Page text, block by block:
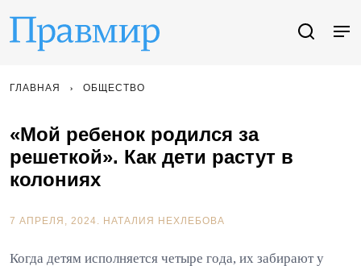
ГЛАВНАЯ ОБЩЕСТВО
«Мой ребенок родился за
решеткой». Как дети растут в
колониях
7 АПРЕЛЯ, 2024. НАТАЛИЯ НЕХЛЕБОВА
Когда детям исполняется четыре года, их забирают у